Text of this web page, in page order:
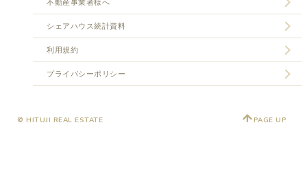
不動産事業者様へ
シェアハウス統計資料
利用規約
プライバシーポリシー
© HITUJI REAL ESTATE PAGE UP